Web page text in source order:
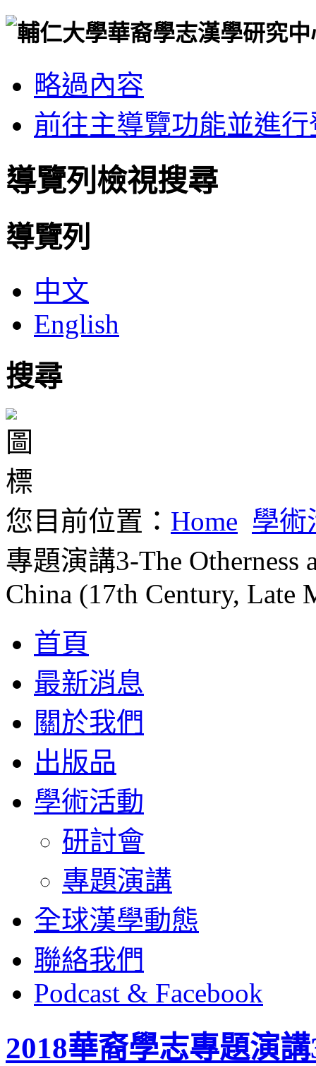
略過內容
前往主導覽功能並進行
導覽列檢視搜尋
導覽列
中文
English
搜尋
您目前位置： Home 學術
專題演講3-The Otherness
China (17th Century, Late
首頁
最新消息
關於我們
出版品
學術活動
研討會
專題演講
全球漢學動態
聯絡我們
Podcast & Facebook
2018華裔學志專題演